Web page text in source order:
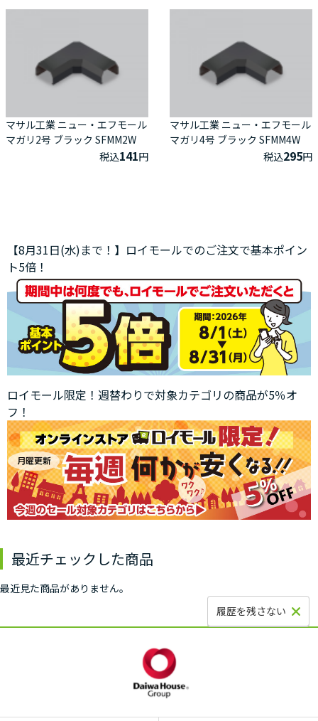
マサル工業 ニュー・エフモール
マガリ2号 ブラック SFMM2W
税込141円
マサル工業 ニュー・エフモール
マガリ4号 ブラック SFMM4W
税込295円
【8月31日(水)まで！】ロイモールでのご注文で基本ポイン
ト5倍！
ロイモール限定！週替わりで対象カテゴリの商品が5％オ
フ！
最近チェックした商品
最近見た商品がありません。
履歴を残さない